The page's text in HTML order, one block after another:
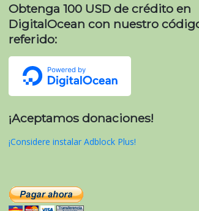
Obtenga 100 USD de crédito en
DigitalOcean con nuestro
referido:
¡Aceptamos donaciones!
¡Considere instalar Adblock Plus!